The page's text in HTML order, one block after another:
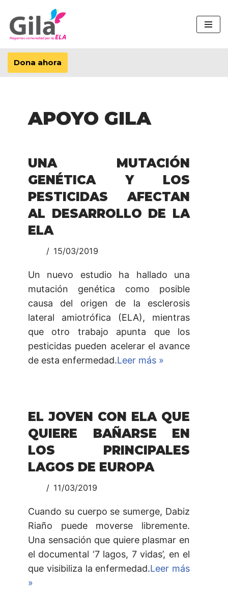
Saltar
al
contenido
Dona ahora
APOYO GILA
UNA MUTACIÓN
GENÉTICA Y LOS
PESTICIDAS AFECTAN
AL DESARROLLO DE LA
ELA
15/03/2019
Un nuevo estudio ha hallado una
mutación genética como posible
causa del origen de la esclerosis
lateral amiotrófica (ELA), mientras
que otro trabajo apunta que los
pesticidas pueden acelerar el avance
de esta enfermedad.Leer más »
EL JOVEN CON ELA QUE
QUIERE BAÑARSE EN
LOS PRINCIPALES
LAGOS DE EUROPA
11/03/2019
Cuando su cuerpo se sumerge, Dabiz
Riaño puede moverse libremente.
Una sensación que quiere plasmar en
el documental ‘7 lagos, 7 vidas’, en el
que visibiliza la enfermedad.Leer más
»